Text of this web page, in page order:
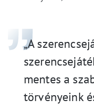
„A
mentes a
törvényeink